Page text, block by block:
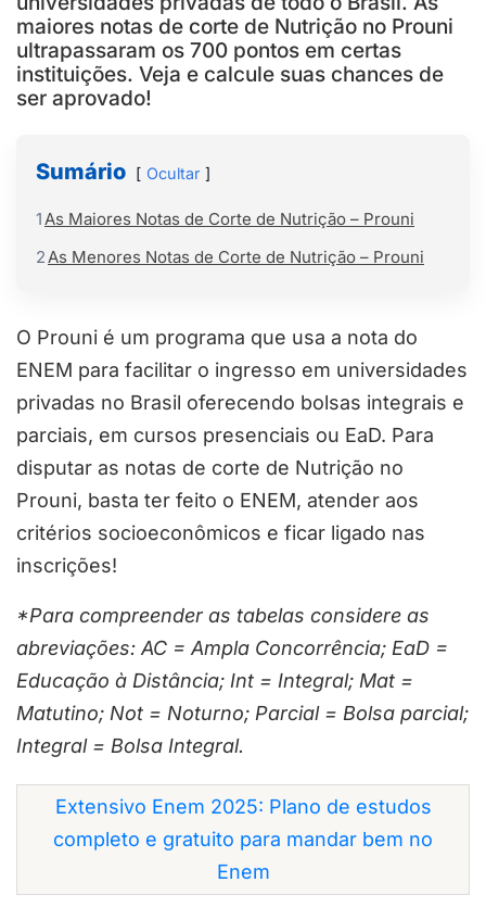
maiores notas de corte de Nutrição no Prouni
ultrapassaram os 700 pontos em certas
instituições. Veja e calcule suas chances de
ser aprovado!
Sumário Ocultar
1As Maiores Notas de Corte de Nutrição – Prouni
2As Menores Notas de Corte de Nutrição – Prouni
O Prouni é um programa que usa a nota do
ENEM para facilitar o ingresso em universidades
privadas no Brasil oferecendo bolsas integrais e
parciais, em cursos presenciais ou EaD. Para
disputar as notas de corte de Nutrição no
Prouni, basta ter feito o ENEM, atender aos
critérios socioeconômicos e ficar ligado nas
inscrições!
*Para compreender as tabelas considere as
abreviações: AC = Ampla Concorrência; EaD =
Educação à Distância; Int = Integral; Mat =
Matutino; Not = Noturno; Parcial = Bolsa parcial;
Integral = Bolsa Integral.
Extensivo Enem 2025: Plano de estudos
completo e gratuito para mandar bem no
Enem